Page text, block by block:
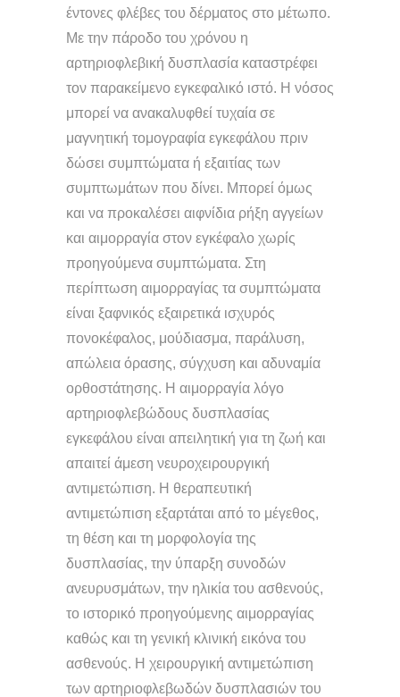
έντονες φλέβες του δέρματος στο μέτωπο.
Με την πάροδο του χρόνου η
αρτηριοφλεβική δυσπλασία καταστρέφει
τον παρακείμενο εγκεφαλικό ιστό. Η νόσος
μπορεί να ανακαλυφθεί τυχαία σε
μαγνητική τομογραφία εγκεφάλου πριν
δώσει συμπτώματα ή εξαιτίας των
συμπτωμάτων που δίνει. Μπορεί όμως
και να προκαλέσει αιφνίδια ρήξη αγγείων
και αιμορραγία στον εγκέφαλο χωρίς
προηγούμενα συμπτώματα. Στη
περίπτωση αιμορραγίας τα συμπτώματα
είναι ξαφνικός εξαιρετικά ισχυρός
πονοκέφαλος, μούδιασμα, παράλυση,
απώλεια όρασης, σύγχυση και αδυναμία
ορθοστάτησης. Η αιμορραγία λόγο
αρτηριοφλεβώδους δυσπλασίας
εγκεφάλου είναι απειλητική για τη ζωή και
απαιτεί άμεση νευροχειρουργική
αντιμετώπιση. Η θεραπευτική
αντιμετώπιση εξαρτάται από το μέγεθος,
τη θέση και τη μορφολογία της
δυσπλασίας, την ύπαρξη συνοδών
ανευρυσμάτων, την ηλικία του ασθενούς,
το ιστορικό προηγούμενης αιμορραγίας
καθώς και τη γενική κλινική εικόνα του
ασθενούς. Η χειρουργική αντιμετώπιση
των αρτηριοφλεβωδών δυσπλασιών του